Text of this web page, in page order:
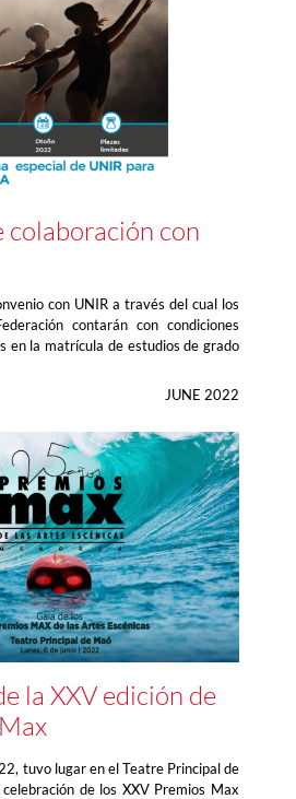
colaboración con
con UNIR a través del cual los
contarán con condiciones
en la matrícula de estudios de grado
JUNE 2022
la XXV edición de
tuvo lugar en el Teatre Principal de
de los XXV Premios Max